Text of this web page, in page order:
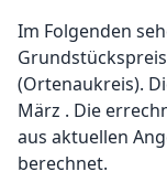
Im Folgenden
(Ortenaukreis).
März . Die
aus aktuellen
berechnet.